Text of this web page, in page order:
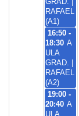
RAFAEL
(A1)
16:50 -
18:30 A
ULA
GRAD. |
RAFAEL
(A2)
19:00 -
20:40 A
ULA